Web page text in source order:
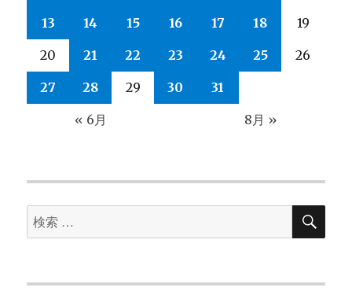
« 6月 8月 »
13 14 15 16 17 18 19
20 21 22 23 24 25 26
27 28 29 30 31
検
索
象:
検